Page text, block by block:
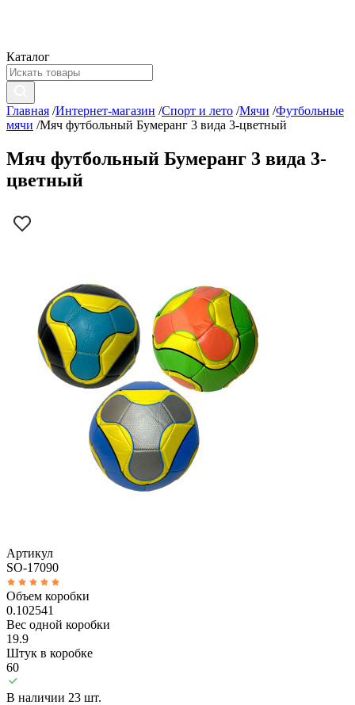
Каталог
Главная /Интернет-магазин /Спорт и лето /Мячи /Футбольные
мячи /Мяч футбольный Бумеранг 3 вида 3-цветный
Мяч футбольный Бумеранг 3 вида 3-
цветный
Артикул
SO-17090
Объем коробки
0.102541
Вес одной коробки
19.9
Штук в коробке
60
В наличии 23 шт.